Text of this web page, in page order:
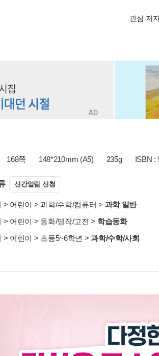
관심 저
168쪽 148*210mm (A5) 235g ISBN :
신간알림 신청
> 어린이 >과학/수학/컴퓨터 > 과학 일반
> 어린이 > 동화/명작/고전 > 학습동화
> 어린이 > 초등5~6학년 >과학/수학/사회